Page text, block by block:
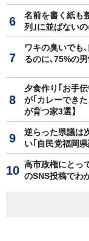
名前を書く紙も
列｣に並ばない
ワキの臭いでも
るのに､75%の
夕食作り｢お手
が｢カレーでき
が育つ家3選】
逆らった県議は
い｢自民党福岡
高市政権にとっ
のSNS投稿でわ